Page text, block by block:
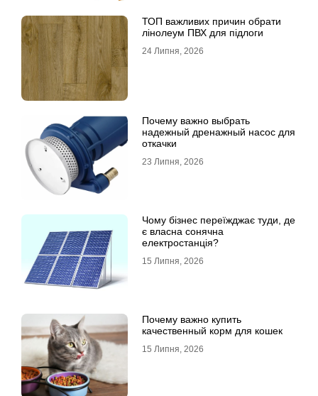
ТОП важливих причин обрати
лінолеум ПВХ для підлоги
24 Липня, 2026
Почему важно выбрать
надежный дренажный насос для
откачки
23 Липня, 2026
Чому бізнес переїжджає туди, де
є власна сонячна
електростанція?
15 Липня, 2026
Почему важно купить
качественный корм для кошек
15 Липня, 2026